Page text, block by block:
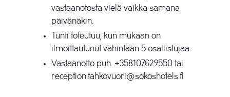
vastaanotosta vielä vaikka samana
päivänäkin.
Tunti toteutuu, kun mukaan on
ilmoittautunut vähintään 5 osallistujaa.
Vastaanotto puh. +358107629550 tai
reception.tahkovuori@sokoshotels.fi